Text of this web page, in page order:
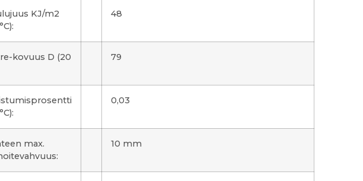
KJ/m2
48
kovuus D (20
79
0,03
max.
10 mm